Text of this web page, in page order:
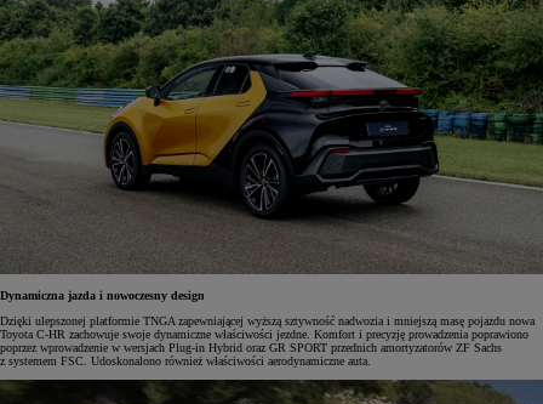
Dynamiczna jazda i nowoczesny design
Dzięki ulepszonej platformie TNGA zapewniającej wyższą sztywność nadwozia i mniejszą masę pojazdu nowa
Toyota C-HR zachowuje swoje dynamiczne właściwości jezdne. Komfort i precyzję prowadzenia poprawiono
poprzez wprowadzenie w wersjach Plug-in Hybrid oraz GR SPORT przednich amortyzatorów ZF Sachs
z systemem FSC. Udoskonalono również właściwości aerodynamiczne auta.